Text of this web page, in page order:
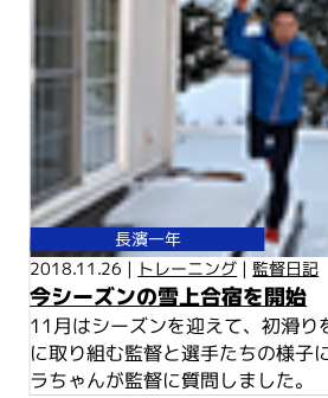
長濱一年
2018.11.26 | トレーニング | 監督日記
今シーズンの雪上合宿を開始
11月はシーズンを迎えて、初滑り
に取り組む監督と選手たちの様子
ラちゃんが監督に質問しました。